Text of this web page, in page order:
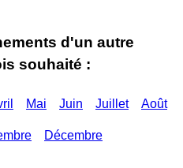
d'un autre
souhaité :
Mai Juin Juillet Août
Décembre